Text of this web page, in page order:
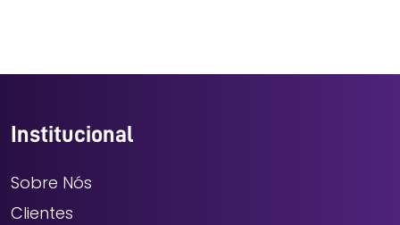
Institucional
Sobre Nós
Clientes